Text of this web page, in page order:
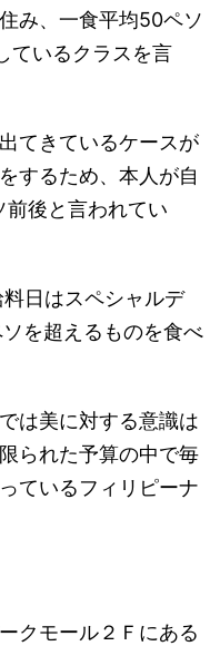
み、一食平均50ペソ
ているクラスを言
てきているケースが
するため、本人が自
後と言われてい
日はスペシャルデ
を超えるものを食べ
では美に対する意識は
られた予算の中で毎
ているフィリピーナ
クモール２Ｆにある